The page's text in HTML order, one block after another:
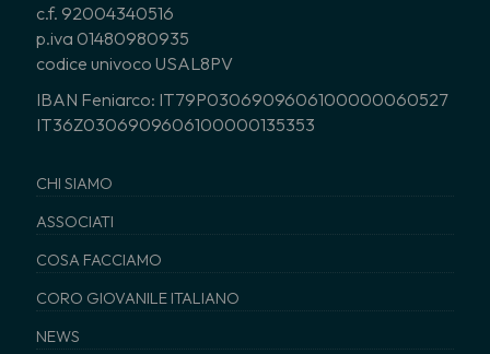
c.f. 92004340516
p.iva 01480980935
codice univoco USAL8PV
IBAN Feniarco: IT79P0306909606100000060527
IT36Z0306909606100000135353
CHI SIAMO
ASSOCIATI
COSA FACCIAMO
CORO GIOVANILE ITALIANO
NEWS